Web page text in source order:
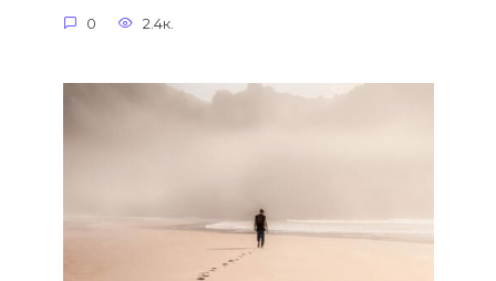
0 2.4к.